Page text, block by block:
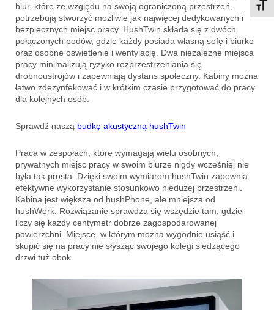
biur, które ze względu na swoją ograniczoną przestrzeń,
potrzebują stworzyć możliwie jak najwięcej dedykowanych i
bezpiecznych miejsc pracy. HushTwin składa się z dwóch
połączonych podów, gdzie każdy posiada własną sofę i biurko
oraz osobne oświetlenie i wentylację. Dwa niezależne miejsca
pracy minimalizują ryzyko rozprzestrzeniania się
drobnoustrojów i zapewniają dystans społeczny. Kabiny można
łatwo zdezynfekować i w krótkim czasie przygotować do pracy
dla kolejnych osób.
Sprawdź naszą budkę akustyczną hushTwin
Praca w zespołach, które wymagają wielu osobnych,
prywatnych miejsc pracy w swoim biurze nigdy wcześniej nie
była tak prosta. Dzięki swoim wymiarom hushTwin zapewnia
efektywne wykorzystanie stosunkowo niedużej przestrzeni.
Kabina jest większa od hushPhone, ale mniejsza od
hushWork. Rozwiązanie sprawdza się wszędzie tam, gdzie
liczy się każdy centymetr dobrze zagospodarowanej
powierzchni. Miejsce, w którym można wygodnie usiąść i
skupić się na pracy nie słysząc swojego kolegi siedzącego
drzwi tuż obok.